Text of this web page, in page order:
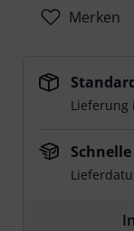
Merken
Lieferung